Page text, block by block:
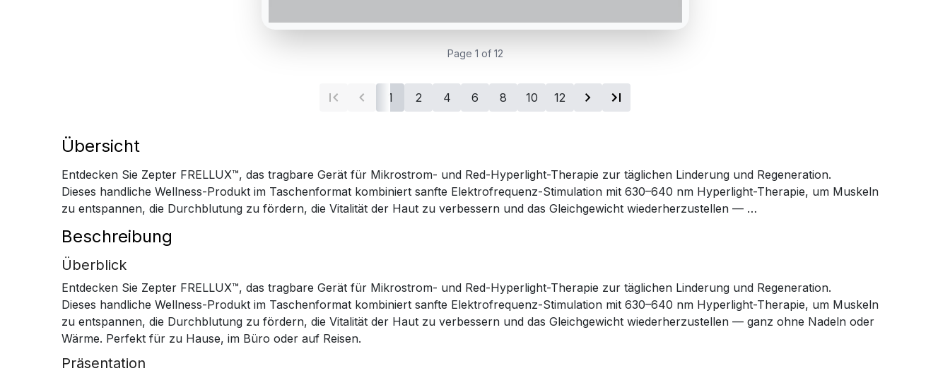
Page 1 of 12
1 2 4 6 8 10 12
Übersicht
Entdecken Sie Zepter FRELLUX™, das tragbare Gerät für Mikrostrom- und Red-Hyperlight-Therapie zur täglichen Linderung und Regeneration.
Dieses handliche Wellness-Produkt im Taschenformat kombiniert sanfte Elektrofrequenz-Stimulation mit 630–640 nm Hyperlight-Therapie, um Muskeln
zu entspannen, die Durchblutung zu fördern, die Vitalität der Haut zu verbessern und das Gleichgewicht wiederherzustellen — …
Beschreibung
Überblick
Entdecken Sie Zepter FRELLUX™, das tragbare Gerät für Mikrostrom- und Red-Hyperlight-Therapie zur täglichen Linderung und Regeneration.
Dieses handliche Wellness-Produkt im Taschenformat kombiniert sanfte Elektrofrequenz-Stimulation mit 630–640 nm Hyperlight-Therapie, um Muskeln
zu entspannen, die Durchblutung zu fördern, die Vitalität der Haut zu verbessern und das Gleichgewicht wiederherzustellen — ganz ohne Nadeln oder
Wärme. Perfekt für zu Hause, im Büro oder auf Reisen.
Präsentation